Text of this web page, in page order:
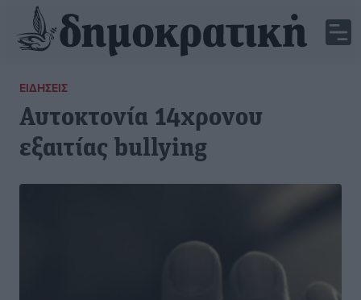
ΕΙΔΉΣΕΙΣ
Αυτοκτονία 14χρονου
εξαιτίας bullying